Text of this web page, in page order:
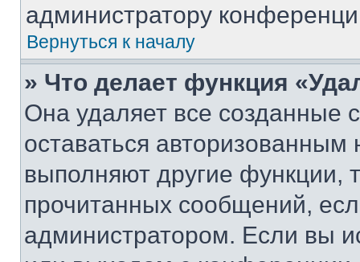
администратору
Вернуться к началу
» Что делает функция
Она удаляет все созданные
оставаться
выполняют другие функции,
прочитанных сообщений,
администратором. Если вы